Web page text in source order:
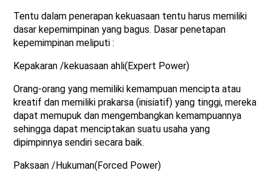
Tentu dalam penerapan kekuasaan tentu harus memiliki
dasar kepemimpinan yang bagus. Dasar penetapan
kepemimpinan meliputi :
Kepakaran /kekuasaan ahli(Expert Power)
Orang-orang yang memiliki kemampuan mencipta atau
kreatif dan memiliki prakarsa (inisiatif) yang tinggi, mereka
dapat memupuk dan mengembangkan kemampuannya
sehingga dapat menciptakan suatu usaha yang
dipimpinnya sendiri secara baik.
Paksaan /Hukuman(Forced Power)